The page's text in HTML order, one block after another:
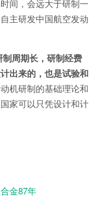
间，会远大于研制一
主研发中国航空发动
制周期长，研制经费
出来的，也是试验和
机研制的基础理论和
家可以只凭设计和计
金87年